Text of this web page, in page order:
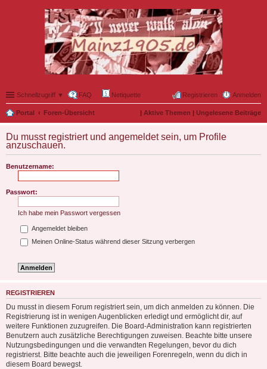
Schnellzugriff ▼ FAQ Netiquette Anmelden
Registrieren
Portal Foren-Übersicht | Aktive Themen | Ungelesene Beiträge
Du musst registriert und angemeldet sein, um Profile
anzuschauen.
Benutzername:
Passwort:
Ich habe mein Passwort vergessen
Angemeldet bleiben
Meinen Online-Status während dieser Sitzung verbergen
REGISTRIEREN
Du musst in diesem Forum registriert sein, um dich anmelden zu können. Die
Registrierung ist in wenigen Augenblicken erledigt und ermöglicht dir, auf
weitere Funktionen zuzugreifen. Die Board-Administration kann registrierten
Benutzern auch zusätzliche Berechtigungen zuweisen. Beachte bitte unsere
Nutzungsbedingungen und die verwandten Regelungen, bevor du dich
registrierst. Bitte beachte auch die jeweiligen Forenregeln, wenn du dich in
diesem Board bewegst.